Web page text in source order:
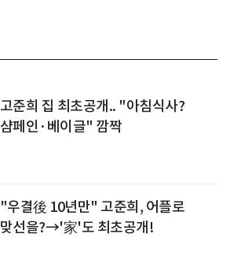
고준희 집 최초공개.. "아침식사?
샴페인·베이글" 깜짝
"우결後 10년만" 고준희, 어플로
맞선을?→'家'도 최초공개!